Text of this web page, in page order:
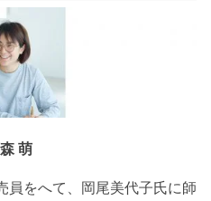
萌
員をへて、岡尾美代子氏に師